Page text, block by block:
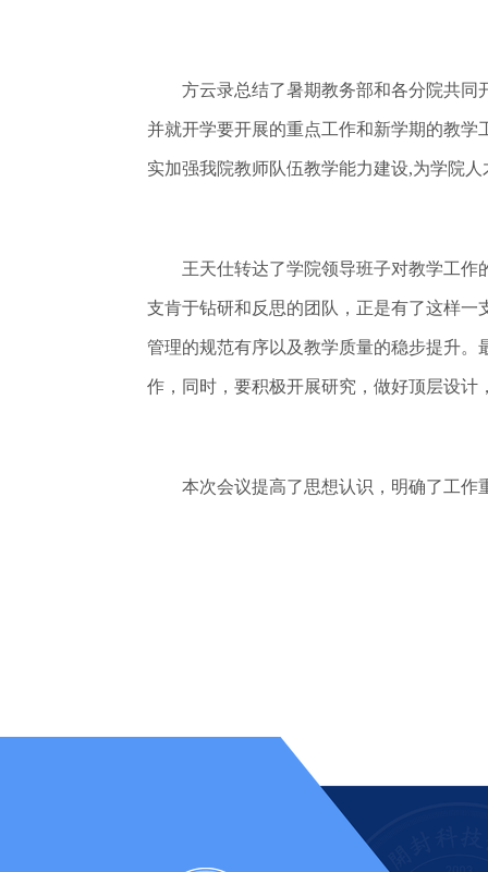
方云录总结了暑期教务部和各分院共同开
并就开学要开展的重点工作和新学期的教
实加强我院教师队伍教学能力建设,为学院
王天仕转达了学院领导班子对教学工作的
支肯于钻研和反思的团队，正是有了这样
管理的规范有序以及教学质量的稳步提升
作，同时，要积极开展研究，做好顶层设
本次会议提高了思想认识，明确了工作